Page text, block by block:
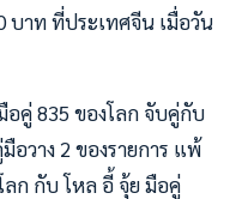
บาท ที่ประเทศจีน เมื่อวัน
อคู่ 835 ของโลก จับคู่กับ
อวาง 2 ของรายการ แพ้
ลก กับ โหล อี้ จุ้ย มือคู่